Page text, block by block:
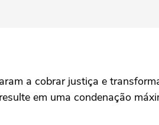
a cobrar justiça e
em uma condenação